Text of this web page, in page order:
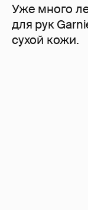
Уже много
для рук
сухой кожи.